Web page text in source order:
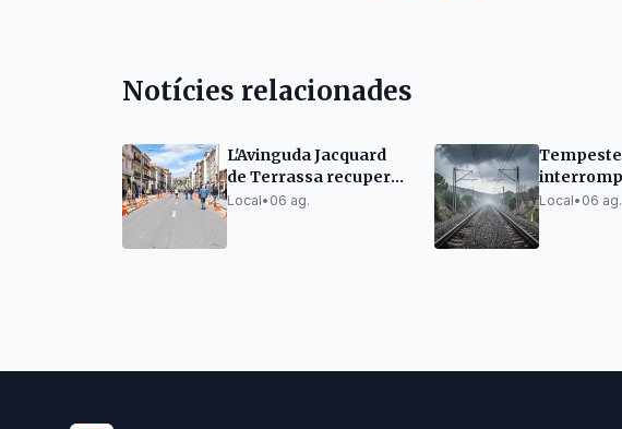
Notícies relacionades
L'Avinguda Jacquard
de Terrassa recupera
la circulació total a
Local• 06 ag.
línies de
Local• 06 ag.